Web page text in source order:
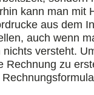
kann man mit
aus dem
auch wenn
nichts versteht.
Rechnung zu